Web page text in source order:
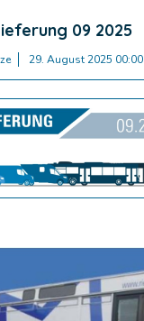
09 2025
29. August 2025 00:00